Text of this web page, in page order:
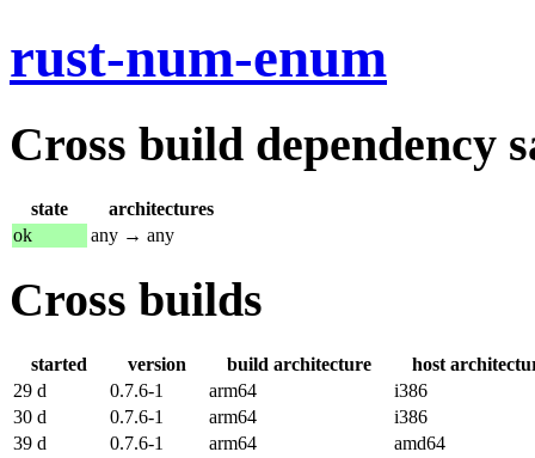
rust-num-enum
Cross build dependency
state
architectures
ok
any → any
Cross builds
started version build architecture
host
29 d
0.7.6-1 arm64
i386
30 d
0.7.6-1 arm64
i386
39 d
0.7.6-1 arm64
amd64